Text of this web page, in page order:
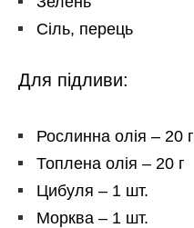
Сіль, перець
Для підливи:
Рослинна олія – ​​20 г
Топлена олія – ​​20 г
Цибуля – 1 шт.
Морква – 1 шт.